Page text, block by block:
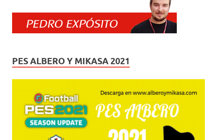
PES ALBERO Y MIKASA 2021